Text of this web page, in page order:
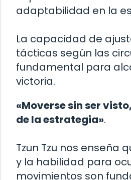
adaptabilidad en la
La capacidad de
tácticas según las
fundamental para
victoria.
«Moverse sin ser
de la estrategia».
Tzun Tzu nos enseña
y la habilidad para
movimientos son